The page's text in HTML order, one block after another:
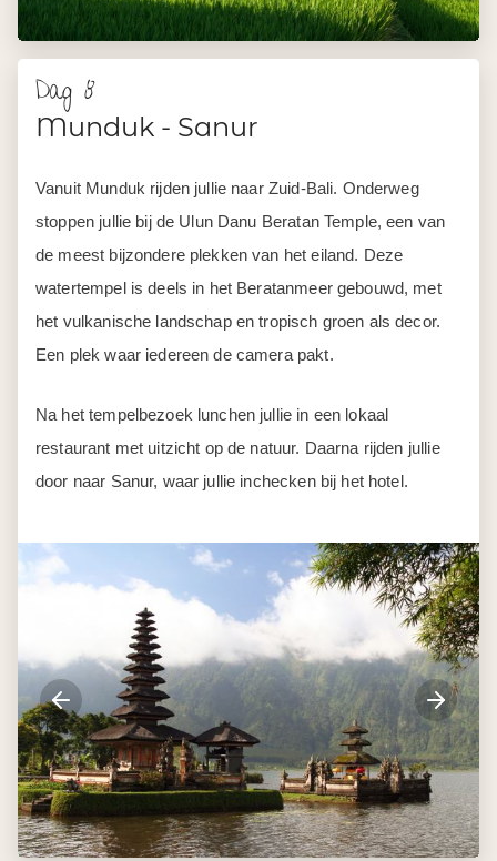
het vulkanische landschap en tropisch groen als decor.
Een plek waar iedereen de camera pakt.
Na het tempelbezoek lunchen jullie in een lokaal
door naar Sanur, waar jullie inchecken bij het hotel.
Sanur - Gili Trawangan
Vandaag brengt de chauffeur jullie naar de haven van
Serangan. Per speedboot varen jullie in circa twee uur
naar Gili Trawangan. Bij aankomst op het eiland staat er
iemand klaar die jullie naar een cidomo (paard en wagen)
begeleidt, die jullie naar jullie resort zal brengen. Op Gili